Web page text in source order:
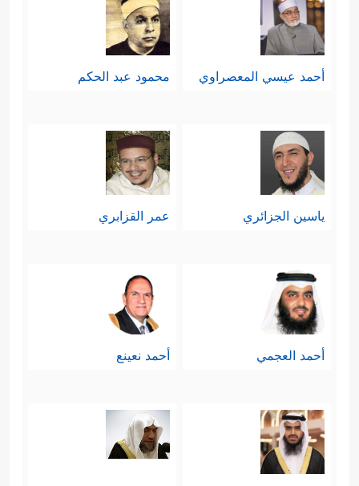
أحمد عيسي المعصراوي محمود عبد الحكم
ياسين الجزائري عمر القزابري
أحمد العجمي أحمد نعينع